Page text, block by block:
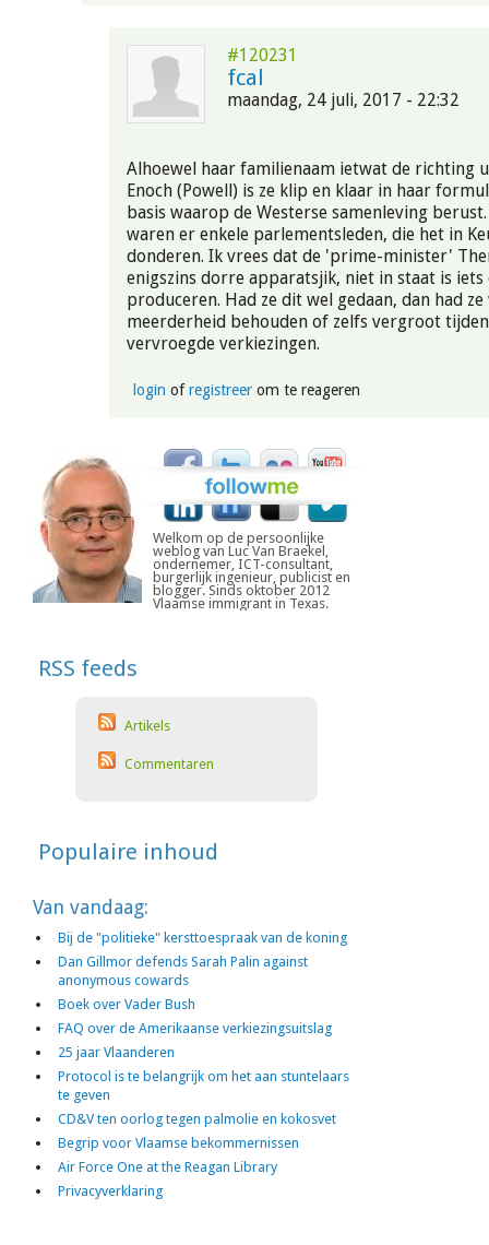
#120231
fcal
maandag, 24 juli, 2017 - 22:32
Alhoewel haar familienaam ietwat de richting
Enoch (Powell) is ze klip en klaar in haar
basis waarop de Westerse samenleving
waren er enkele parlementsleden, die het in
donderen. Ik vrees dat de 'prime-minister'
enigszins dorre apparatsjik, niet in staat is
produceren. Had ze dit wel gedaan, dan had
meerderheid behouden of zelfs vergroot
vervroegde verkiezingen.
login ofregistreerom te reageren
Welkom op de persoonlijke
weblog van Luc Van Braekel,
ondernemer, ICT-consultant,
burgerlijk ingenieur, publicist en
blogger. Sinds oktober 2012
Vlaamse immigrant in Texas.
RSS feeds
Artikels
Commentaren
Populaire inhoud
Van vandaag:
Bij de "politieke" kersttoespraak van de koning
Dan Gillmor defends Sarah Palin against
anonymous cowards
Boek over Vader Bush
FAQ over de Amerikaanse verkiezingsuitslag
25 jaar Vlaanderen
Protocol is te belangrijk om het aan stuntelaars
te geven
CD&V ten oorlog tegen palmolie en kokosvet
Begrip voor Vlaamse bekommernissen
Air Force One at the Reagan Library
Privacyverklaring